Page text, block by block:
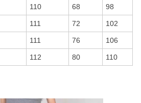
110 68 98
111 72 102
111 76 106
112 80 110